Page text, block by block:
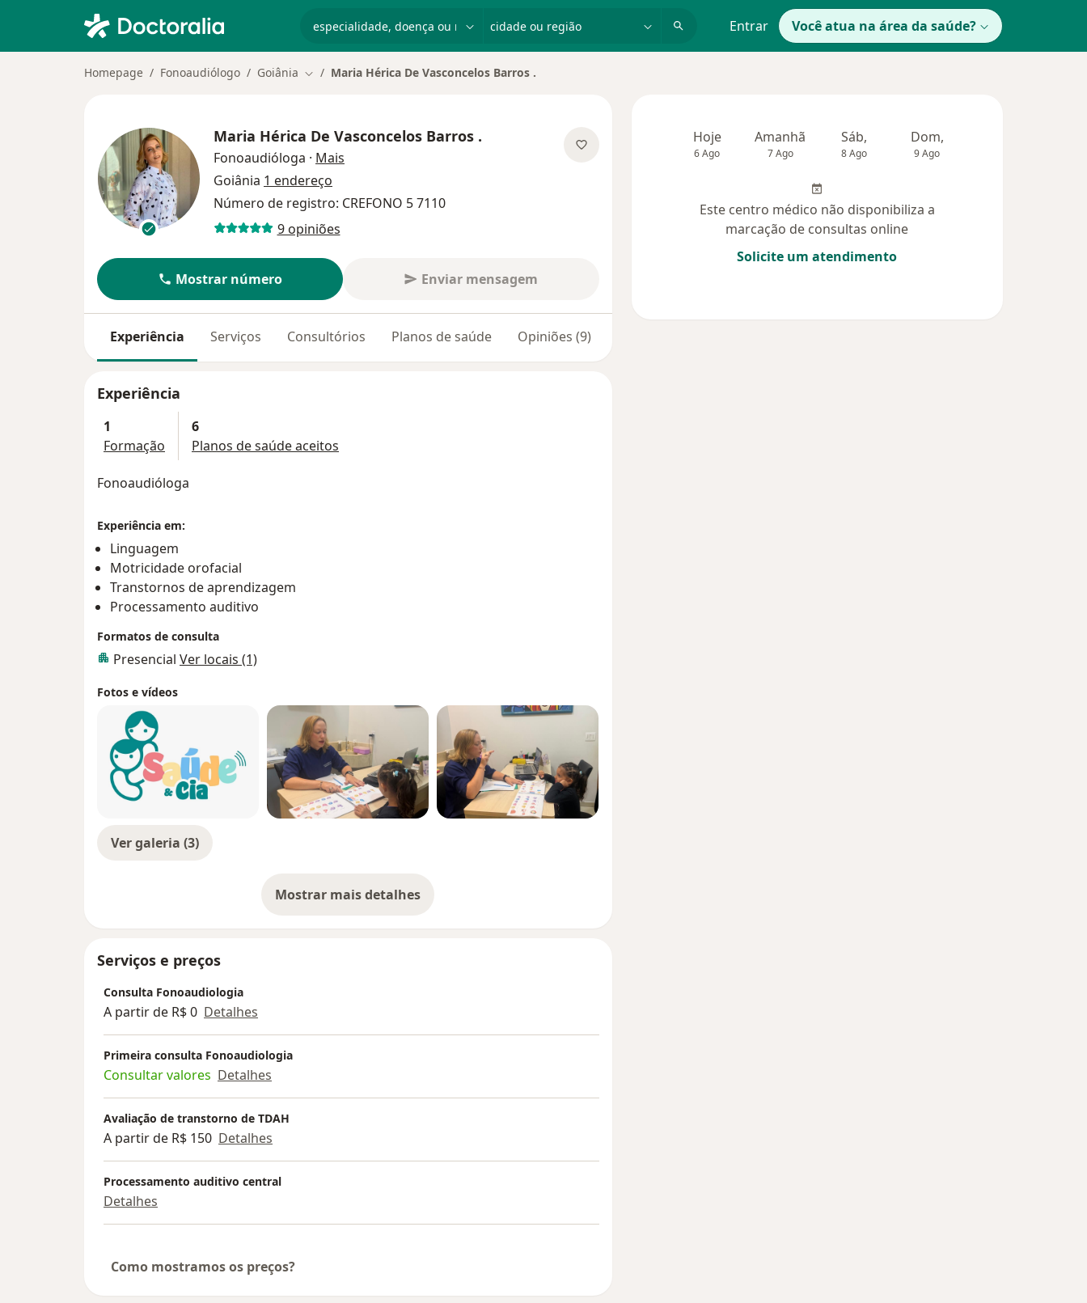
Entrar Você atua na área da saúde?
Homepage Fonoaudiólogo Goiânia Mudar de cidade
Maria Hérica De Vasconcelos Barros .
Maria Hérica De Vasconcelos Barros .
Fonoaudióloga · Mais
Goiânia 1 endereço
Número de registro: CREFONO 5 7110
9 opiniões
Mostrar número Enviar mensagem
Experiência Serviços Consultórios Planos de saúde Opiniões (9)
Experiência
1
Formação
6
Planos de saúde aceitos
Fonoaudióloga
Experiência em:
Linguagem
Motricidade orofacial
Transtornos de aprendizagem
Processamento auditivo
Formatos de consulta
Presencial Ver locais (1)
Fotos e vídeos
Ver galeria (3)
Mostrar mais detalhes
sobre a experiência
Serviços e preços
Consulta Fonoaudiologia
A partir de R$ 0 Detalhes
Primeira consulta Fonoaudiologia
Consultar valores Detalhes
Avaliação de transtorno de TDAH
A partir de R$ 150 Detalhes
Processamento auditivo central
Detalhes
Como mostramos os preços?
Hoje
6 Ago
Amanhã
7 Ago
Sáb,
8 Ago
Dom,
9 Ago
Este centro médico não disponibiliza a
marcação de consultas online
Solicite um atendimento